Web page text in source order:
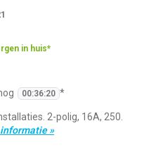
in huis*
00:36:20 *
2-polig, 16A, 250.
»